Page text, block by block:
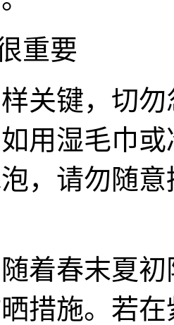
重要
关键，切
用湿毛巾
，请勿随
着春末夏
措施。若